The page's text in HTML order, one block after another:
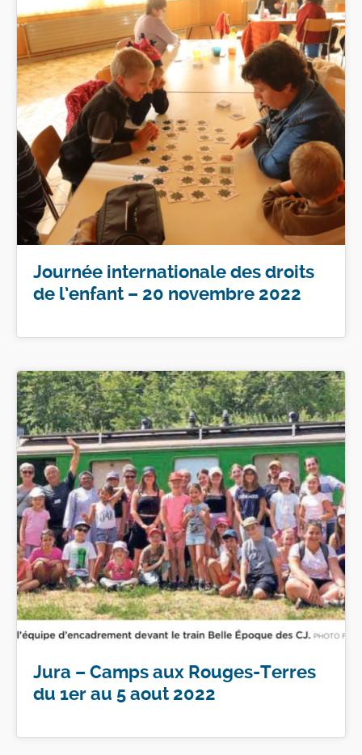
Journée internationale des droits
de l’enfant – 20 novembre 2022
Jura – Camps aux Rouges-Terres
du 1er au 5 aout 2022